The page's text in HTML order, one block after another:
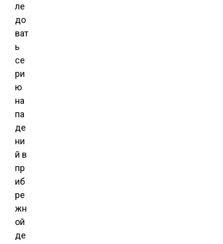
ле
до
ват
ь
се
ри
ю
на
па
де
ни
й в
пр
иб
ре
жн
ой
де